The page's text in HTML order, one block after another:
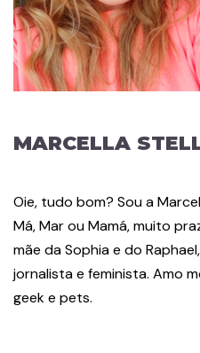
MARCELLA
Oie, tudo bom? Sou a
Má, Mar ou Mamá, muito
mãe da Sophia e do
jornalista e feminista. Amo
geek e pets.